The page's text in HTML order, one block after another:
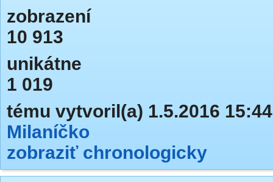
zobrazení
10 913
unikátne
1 019
tému vytvoril(a) 1.5.2016 15:44
Milaníčko
zobraziť chronologicky